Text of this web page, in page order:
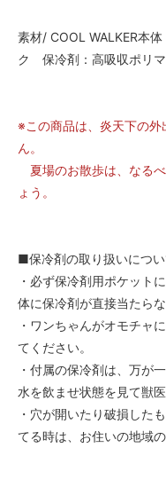
素材/ COOL WALKER本
ク 保冷剤：高吸収ポリ
※この商品は、炎天下の
ん。
夏場のお散歩は、なる
ょう。
■保冷剤の取り扱いにつ
・必ず保冷剤用ポケット
体に保冷剤が直接当たら
・ワンちゃんがオモチャ
てください。
・付属の保冷剤は、万が
水を飲ませ状態を見て獣
・穴が開いたり破損した
てる時は、お住いの地域